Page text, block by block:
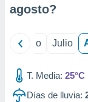
publicidad
1199
agosto?
Junio Julio
T. Media: 25°C
Días de lluvia: